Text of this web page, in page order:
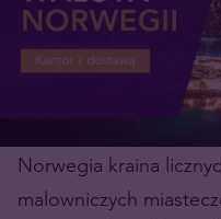
Norwegia kraina
malowniczych